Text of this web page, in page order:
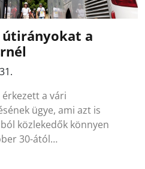
útirányokat a
a vári
ügye, ami azt is
közlekedők könnyen
30-ától…